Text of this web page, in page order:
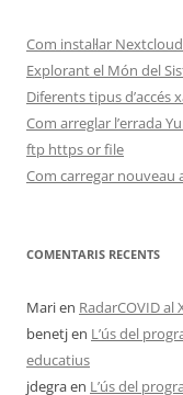
Com instal·lar
Explorant el Món del
Diferents tipus d’accés
Com arreglar l’errada
ftp https or file
Com carregar nouveau
COMENTARIS RECENTS
Marien RadarCOVID
benetjen L’ús del
educatius
jdegraen L’ús del